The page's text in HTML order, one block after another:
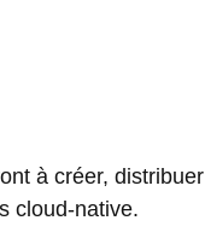
à créer, distribuer
cloud-native.